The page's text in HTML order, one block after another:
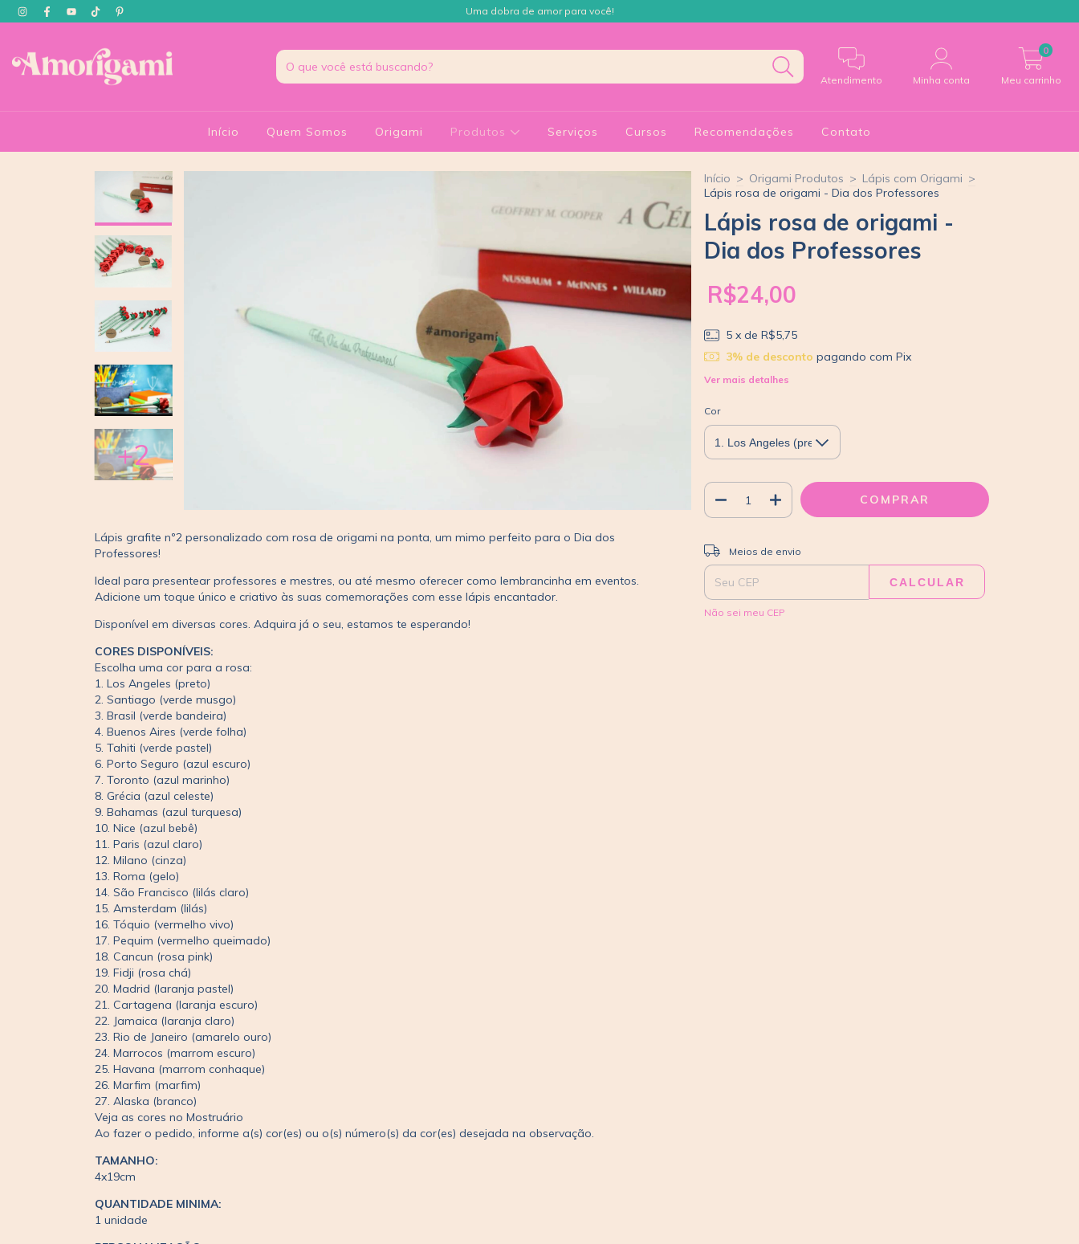
Uma dobra de amor para você!
Atendimento Minha conta Meu carrinho
0
Início Quem Somos Origami Produtos Serviços Cursos Recomendações Contato
+2
Lápis grafite nº2 personalizado com rosa de origami na ponta, um mimo perfeito para o Dia dos
Professores!
Ideal para presentear professores e mestres, ou até mesmo oferecer como lembrancinha em eventos.
Adicione um toque único e criativo às suas comemorações com esse lápis encantador.
Disponível em diversas cores. Adquira já o seu, estamos te esperando!
CORES DISPONÍVEIS:
Escolha uma cor para a rosa:
1. Los Angeles (preto)
2. Santiago (verde musgo)
3. Brasil (verde bandeira)
4. Buenos Aires (verde folha)
5. Tahiti (verde pastel)
6. Porto Seguro (azul escuro)
7. Toronto (azul marinho)
8. Grécia (azul celeste)
9. Bahamas (azul turquesa)
10. Nice (azul bebê)
11. Paris (azul claro)
12. Milano (cinza)
13. Roma (gelo)
14. São Francisco (lilás claro)
15. Amsterdam (lilás)
16. Tóquio (vermelho vivo)
17. Pequim (vermelho queimado)
18. Cancun (rosa pink)
19. Fidji (rosa chá)
20. Madrid (laranja pastel)
21. Cartagena (laranja escuro)
22. Jamaica (laranja claro)
23. Rio de Janeiro (amarelo ouro)
24. Marrocos (marrom escuro)
25. Havana (marrom conhaque)
26. Marfim (marfim)
27. Alaska (branco)
Veja as cores no Mostruário
Ao fazer o pedido, informe a(s) cor(es) ou o(s) número(s) da cor(es) desejada na observação.
TAMANHO:
4x19cm
QUANTIDADE MINIMA:
1 unidade
Início > Origami Produtos > Lápis com Origami >
Lápis rosa de origami - Dia dos Professores
Lápis rosa de origami -
Dia dos Professores
R$24,00
5 x de R$5,75
3% de desconto pagando com Pix
Ver mais detalhes
Cor
Entregas para o CEP:
Meios de envio
CALCULAR
Não sei meu CEP